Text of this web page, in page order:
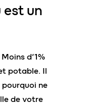
est un
d’1%
potable. Il
ne
de votre